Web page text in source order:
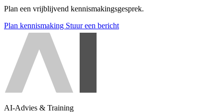
Plan een vrijblijvend kennismakingsgesprek.
Plan kennismaking Stuur een bericht
AI-Advies & Training